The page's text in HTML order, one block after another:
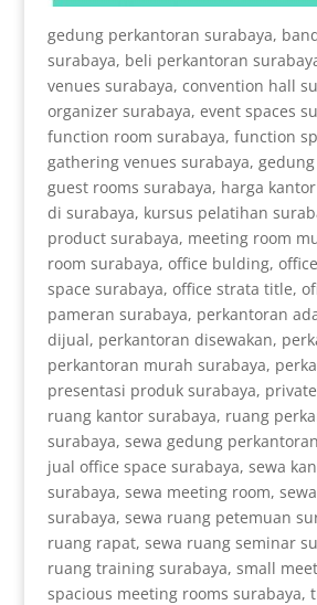
gedung perkantoran surabaya,
surabaya, beli perkantoran
venues surabaya, convention hall
organizer surabaya, event spaces
function room surabaya, function
gathering venues surabaya,
guest rooms surabaya, harga
di surabaya, kursus pelatihan
product surabaya, meeting room
room surabaya, office bulding,
space surabaya, office strata title,
pameran surabaya, perkantoran
dijual, perkantoran disewakan,
perkantoran murah surabaya,
presentasi produk surabaya,
ruang kantor surabaya, ruang
surabaya, sewa gedung
jual office space surabaya, sewa
surabaya, sewa meeting room,
surabaya, sewa ruang petemuan
ruang rapat, sewa ruang seminar
ruang training surabaya, small
spacious meeting rooms surabaya,